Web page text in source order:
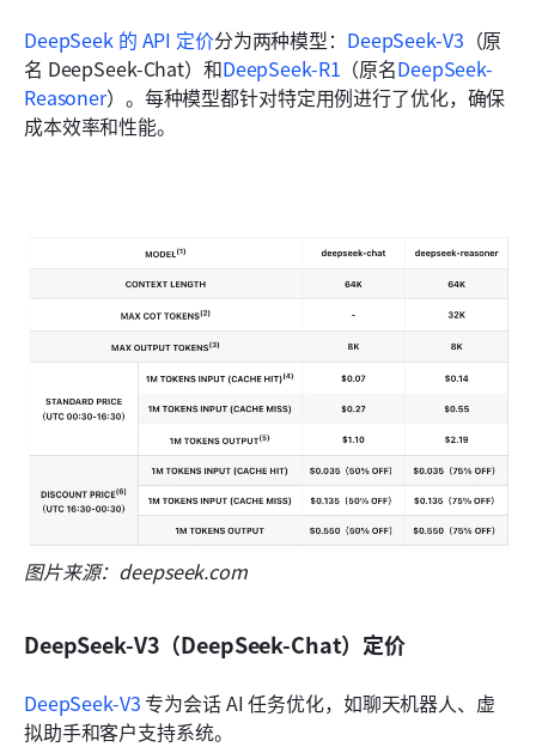
DeepSeek 的 API 定价分为两种模型： DeepSeek-V3 （原
名 DeepSeek-Chat）和DeepSeek-R1 （原名DeepSeek-
Reasoner）。每种模型都针对特定用例进行了优化，确保
成本效率和性能。
图片来源：deepseek.com
DeepSeek-V3（DeepSeek-Chat）定价
DeepSeek-V3 专为会话 AI 任务优化，如聊天机器人、虚
拟助手和客户支持系统。